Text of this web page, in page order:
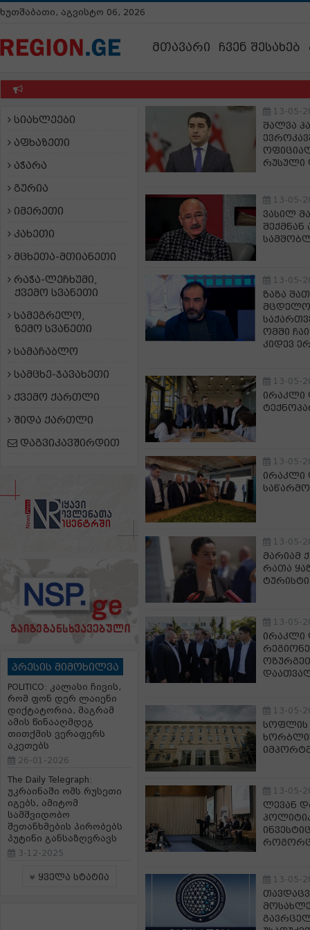
ხუთშაბათი, აგვისტო 06, 2026
მთავარი ჩვენ შესახებ
სიახლეები
აფხაზეთი
აჭარა
გურია
იმერეთი
კახეთი
მცხეთა-მთიანეთი
რაჭა-ლეჩხუმი,
ქვემო სვანეთი
სამეგრელო,
ზემო სვანეთი
სამაჩაბლო
სამცხე-ჯავახეთი
ქვემო ქართლი
შიდა ქართლი
დაგვიკავშირდით
პრესის მიმოხილვა
POLITICO: კალასი ჩივის,
რომ ფონ დერ ლაიენი
დიქტატორია, მაგრამ
ამის წინააღმდეგ
თითქმის ვერაფერს
აკეთებს
26-01-2026
The Daily Telegraph:
უკრაინაში ომს რუსეთი
იგებს, ამიტომ
სამშვიდობო
შეთანხმების პირობებს
პუტინი განსაზღვრავს
3-12-2025
ყველა სტატია
13-05-
შალვა
რუსული
13-05-
ვასილ
13-05-
ზაზა
ომში
კიდევ
13-05-
ირაკლი
13-05-
ირაკლი
13-05-
მარიამ
რათა
13-05-
ირაკლი
13-05-
სოფლის
13-05-
ლევან
როგორც
13-05-